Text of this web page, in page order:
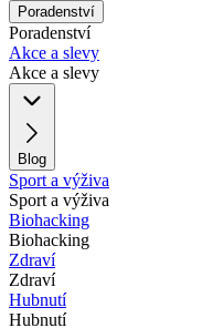
Poradenství
Poradenství
Akce a slevy
Akce a slevy
Blog
Sport a výživa
Sport a výživa
Biohacking
Biohacking
Zdraví
Zdraví
Hubnutí
Hubnutí